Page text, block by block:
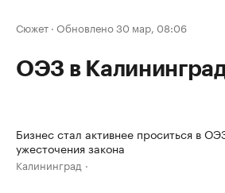
Сюжет · Обновлено 30 мар, 08:06
ОЭЗ в
Бизнес стал активнее проситься в
ужесточения закона
Калининград